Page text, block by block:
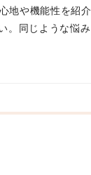
地や機能性を紹介
。同じような悩み